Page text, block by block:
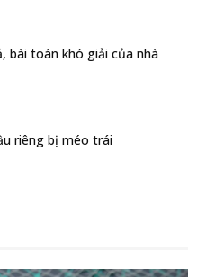
bài toán khó giải của nhà
riêng bị méo trái